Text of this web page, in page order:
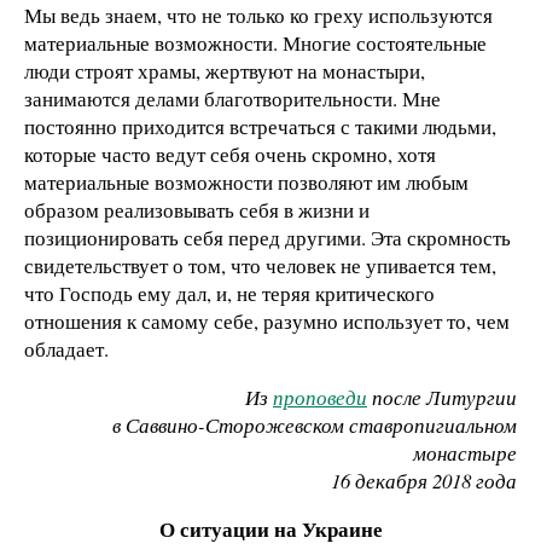
Мы ведь знаем, что не только ко греху используются
материальные возможности. Многие состоятельные
люди строят храмы, жертвуют на монастыри,
занимаются делами благотворительности. Мне
постоянно приходится встречаться с такими людьми,
которые часто ведут себя очень скромно, хотя
материальные возможности позволяют им любым
образом реализовывать себя в жизни и
позиционировать себя перед другими. Эта скромность
свидетельствует о том, что человек не упивается тем,
что Господь ему дал, и, не теряя критического
отношения к самому себе, разумно использует то, чем
обладает.
Изпроповеди после Литургии
в Саввино-Сторожевском ставропигиальном
монастыре
16 декабря 2018 года
О ситуации на Украине